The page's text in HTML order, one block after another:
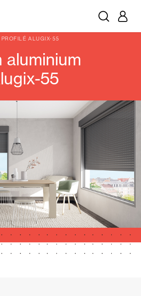
ROULANTS ET CAISSONS
LAMES
ALUGIX-55
aluminium
55